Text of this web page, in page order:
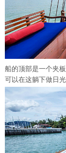
船的顶部是一个夹
可以在这躺下做日光